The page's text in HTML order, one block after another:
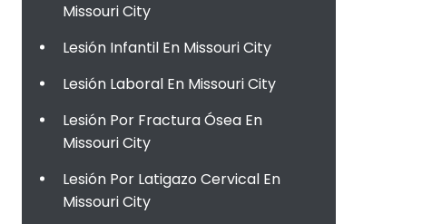
Missouri City
Lesión Infantil En Missouri City
Lesión Laboral En Missouri City
Lesión Por Fractura Ósea En
Missouri City
Lesión Por Latigazo Cervical En
Missouri City